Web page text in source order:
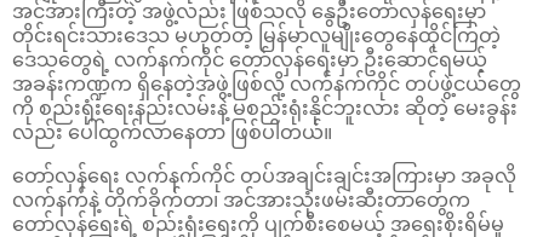
အင်အားကြီးတဲ့ အဖွဲ့လည်း ဖြစ်သလို နွေဦးတော်လှန်ရေးမှာ
တိုင်းရင်းသားဒေသ မဟုတ်တဲ့ မြန်မာလူမျိုးတွေနေထိုင်ကြတဲ့
ဒေသတွေရဲ့ လက်နက်ကိုင် တော်လှန်ရေးမှာ ဦးဆောင်ရမယ့်
အခန်းကဏ္ဍက ရှိနေတဲ့အဖွဲ့ဖြစ်လို့ လက်နက်ကိုင် တပ်ဖွဲ့ငယ်တွေ
ကို စည်းရုံးရေးနည်းလမ်းနဲ့ မစည်းရုံးနိုင်ဘူးလား ဆိုတဲ့ မေးခွန်း
လည်း ပေါ်ထွက်လာနေတာ ဖြစ်ပါတယ်။
တော်လှန်ရေး လက်နက်ကိုင် တပ်အချင်းချင်းအကြားမှာ အခုလို
လက်နက်နဲ့ တိုက်ခိုက်တာ၊ အင်အားသုံးဖမ်းဆီးတာတွေက
တော်လှန်ရေးရဲ့ စည်းရုံးရေးကို ပျက်စီးစေမယ့် အရေးစိုးရိမ်မှု